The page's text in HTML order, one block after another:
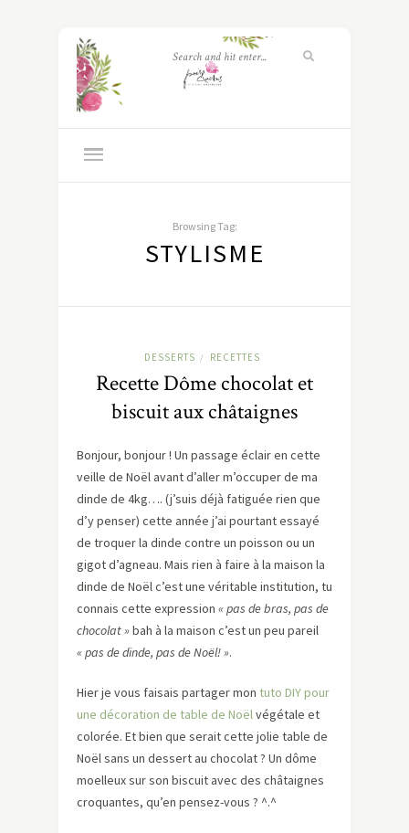
Browsing Tag:
STYLISME
DESSERTS / RECETTES
Recette Dôme chocolat et
biscuit aux châtaignes
Bonjour, bonjour ! Un passage éclair en cette
veille de Noël avant d’aller m’occuper de ma
dinde de 4kg…. (j’suis déjà fatiguée rien que
d’y penser) cette année j’ai pourtant essayé
de troquer la dinde contre un poisson ou un
gigot d’agneau. Mais rien à faire à la maison la
dinde de Noël c’est une véritable institution, tu
connais cette expression « pas de bras, pas de
chocolat »bah à la maison c’est un peu pareil
« pas de dinde, pas de Noël! ».
Hier je vous faisais partager mon tuto DIY pour
une décoration de table de Noëlvégétale et
colorée. Et bien que serait cette jolie table de
Noël sans un dessert au chocolat ? Un dôme
moelleux sur son biscuit avec des châtaignes
croquantes, qu’en pensez-vous ? ^.^